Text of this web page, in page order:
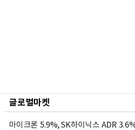
글로벌마켓
마이크론 5.9%, SK하이닉스 ADR